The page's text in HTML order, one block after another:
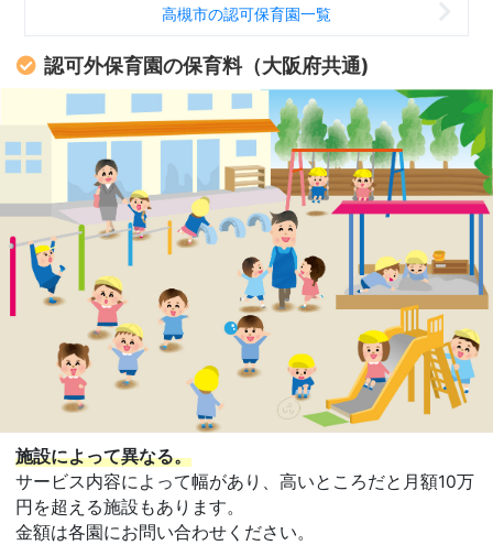
高槻市の認可保育園一覧
認可外保育園の保育料（大阪府共通)
施設によって異なる。
サービス内容によって幅があり、高いところだと月額10万
円を超える施設もあります。
金額は各園にお問い合わせください。